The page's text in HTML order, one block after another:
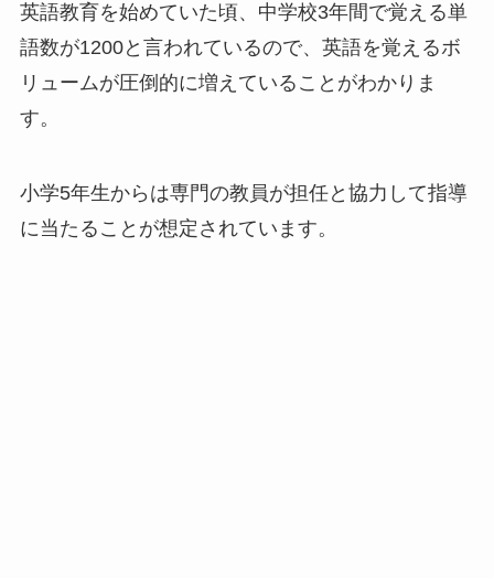
英語教育を始めていた頃、中学校3年間で覚える単
語数が1200と言われているので、 英語を覚えるボ
リュームが圧倒的に増えている ことがわかりま
す。
小学5年生からは専門の教員が担任と協力して指導
に当たることが想定されています。